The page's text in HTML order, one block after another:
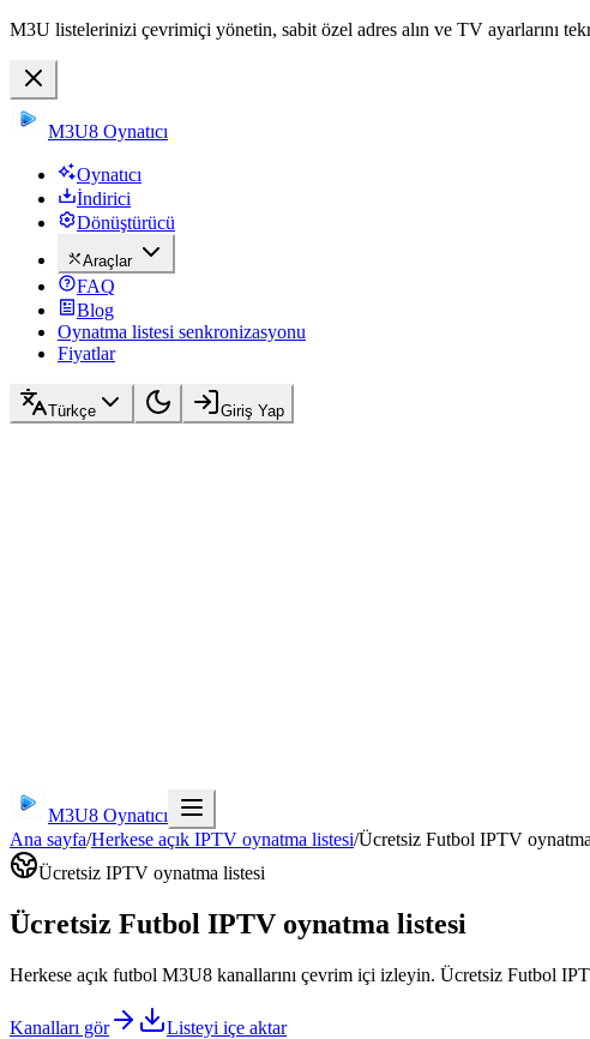
M3U listelerinizi çevrimiçi yönetin, sabit özel adres alın ve TV ayarlarını
M3U8 Oynatıcı
Oynatıcı
İndirici
Dönüştürücü
Araçlar
FAQ
Blog
Oynatma listesi senkronizasyonu
Fiyatlar
Türkçe Giriş Yap
M3U8 Oynatıcı
Ana sayfa/Herkese açık IPTV oynatma listesi/Ücretsiz Futbol IPTV
Ücretsiz IPTV oynatma listesi
Ücretsiz Futbol IPTV oynatma listesi
Herkese açık futbol M3U8 kanallarını çevrim içi izleyin. Ücretsiz Futbol
Kanalları gör Listeyi içe aktar